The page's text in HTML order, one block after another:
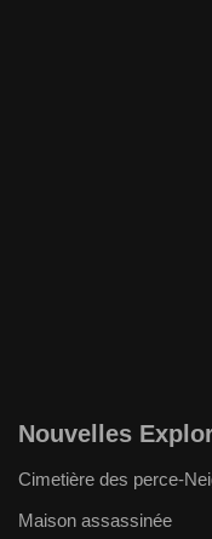
Nouvelles
Cimetière des perce-
Maison assassinée